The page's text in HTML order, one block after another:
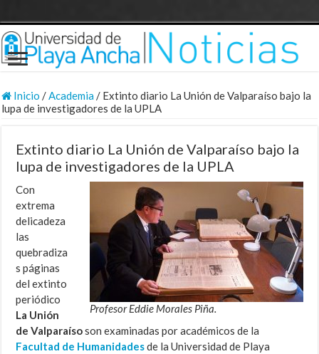
Inicio /Academia/ Extinto diario La Unión de Valparaíso bajo la
lupa de investigadores de la UPLA
Extinto diario La Unión de Valparaíso bajo la
lupa de investigadores de la UPLA
Profesor Eddie Morales Piña.
Con
extrema
delicadeza
las
quebradiza
s páginas
del extinto
periódico
La Unión
de Valparaísoson examinadas por académicos de la
Facultad de Humanidadesde la Universidad de Playa